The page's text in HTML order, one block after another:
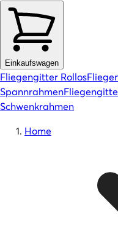
Einkaufswagen
Fliegengitter Rollos
Spannrahmen
Schwenkrahmen
Home